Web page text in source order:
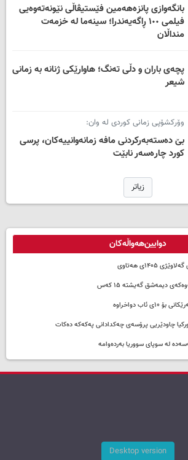
​بانگەوازی پانزەهەمین فێستیڤاڵی نێونەتەوەیی
فیلمی ١٠٠ ڕاگەیەندرا؛ سینەما لە خزمەت
منداڵان
پچەی باران و دڵی تەنگ؛ هاوارێکی ژنانە بە زمانی
شیعر
وۆرکشۆپی زمانی کوردی لە وان:
بێ دەستەبەرکردنی مافە زمانەوانییەکان، پرسی
کورد چارەسەر نابێت
زیاتر
دوایین‌هەواڵەکان
دیمەشق گەیشتە ۱۵ کەس
ئاب دواخراوە
چاودێریی پرۆسەی چەکدادانی پەکەکە دەکات
لە سوپای سووریا بەردەوامە
Desktop version